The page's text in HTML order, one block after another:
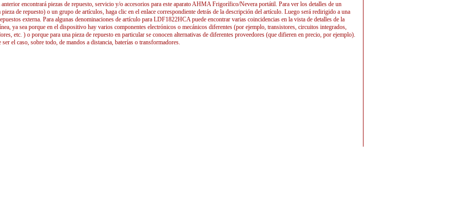
anterior encontrará piezas de repuesto, servicio y/o accesorios para este aparato AHMA Frigorífico/Nevera portátil. Para ver los detalles de un
de repuesto) o un grupo de artículos, haga clic en el enlace correspondiente detrás de la descripción del artículo. Luego será redirigido a una
externa. Para algunas denominaciones de artículo para LDF1822HCA puede encontrar varias coincidencias en la vista de detalles de la
ya sea porque en el dispositivo hay varios componentes electrónicos o mecánicos diferentes (por ejemplo, transistores, circuitos integrados,
etc. ) o porque para una pieza de repuesto en particular se conocen alternativas de diferentes proveedores (que difieren en precio, por ejemplo).
ser el caso, sobre todo, de mandos a distancia, baterías o transformadores.